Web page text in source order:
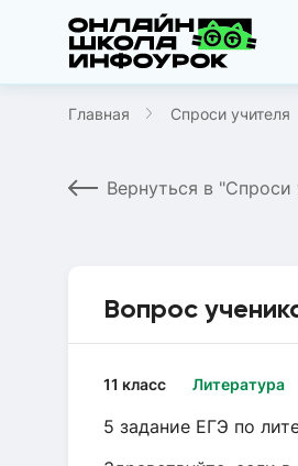
Главная Спроси учителя
Вернуться в "Спроси
Вопрос
Литература
11 класс
5 задание ЕГЭ по